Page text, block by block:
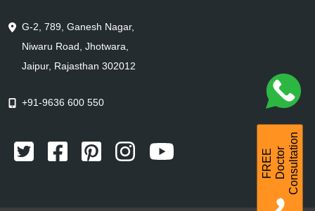
G-2, 789, Ganesh Nagar,
Niwaru Road, Jhotwara,
Jaipur, Rajasthan 302012
+91-9636 600 550
F
R
E
E
D
o
c
t
orConsultation